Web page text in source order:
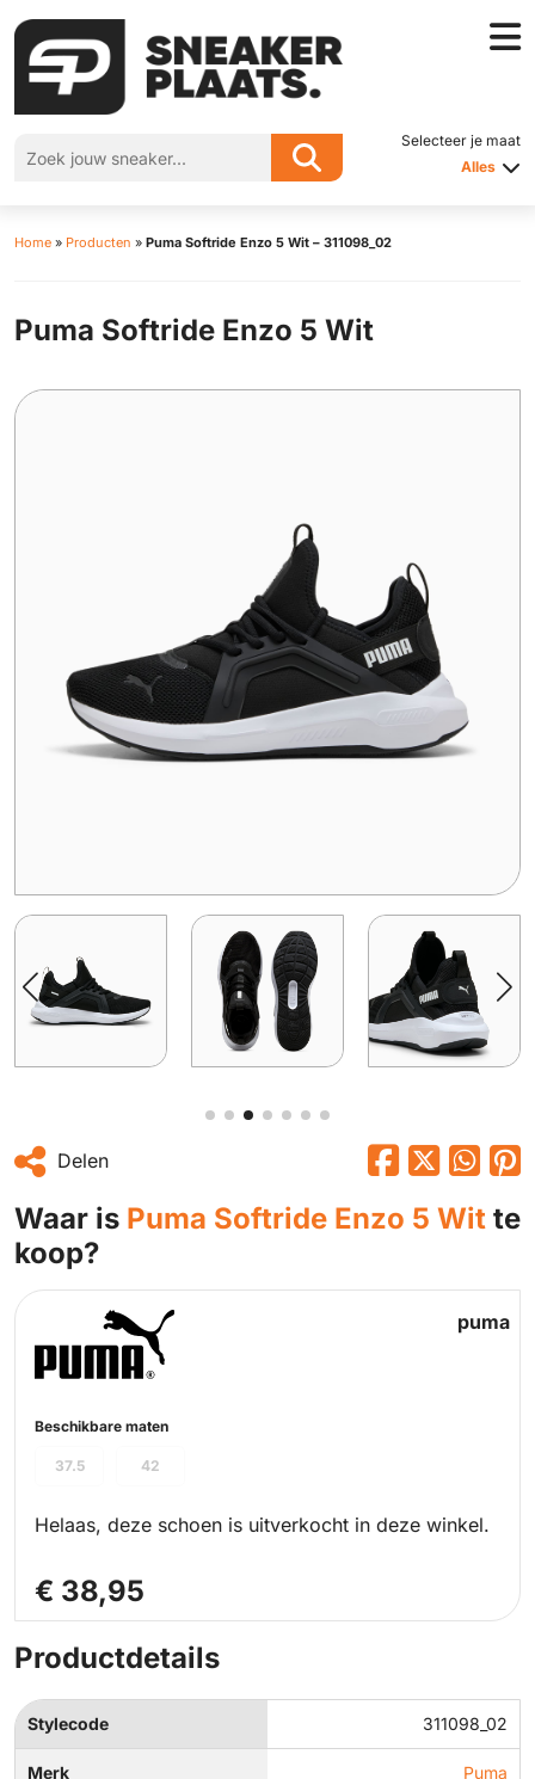
Selecteer je maat
Alles
Home » Producten » Puma Softride Enzo 5 Wit – 311098_02
Puma Softride Enzo 5 Wit
Delen
Waar is Puma Softride Enzo 5 Wit te
koop?
puma
Beschikbare maten
42
37.5
Helaas, deze schoen is uitverkocht in deze winkel.
€ 38,95
Productdetails
Stylecode 311098_02
Merk Puma